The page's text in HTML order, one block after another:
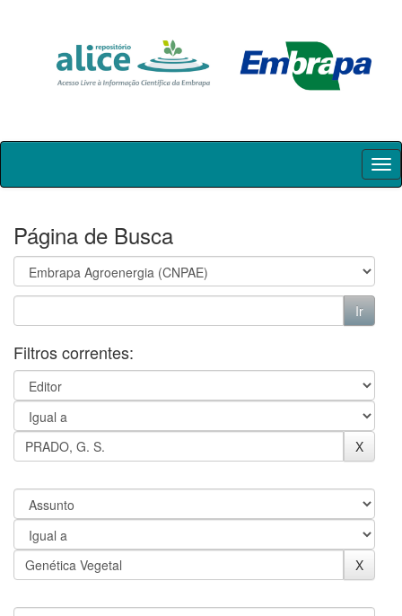
Skip
Página de Busca
Filtros correntes: